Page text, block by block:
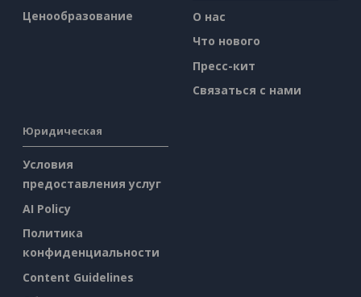
Ценообразование
О нас
Что нового
Пресс-кит
Связаться с нами
Юридическая
Условия
предоставления услуг
AI Policy
Политика
конфиденциальности
Content Guidelines